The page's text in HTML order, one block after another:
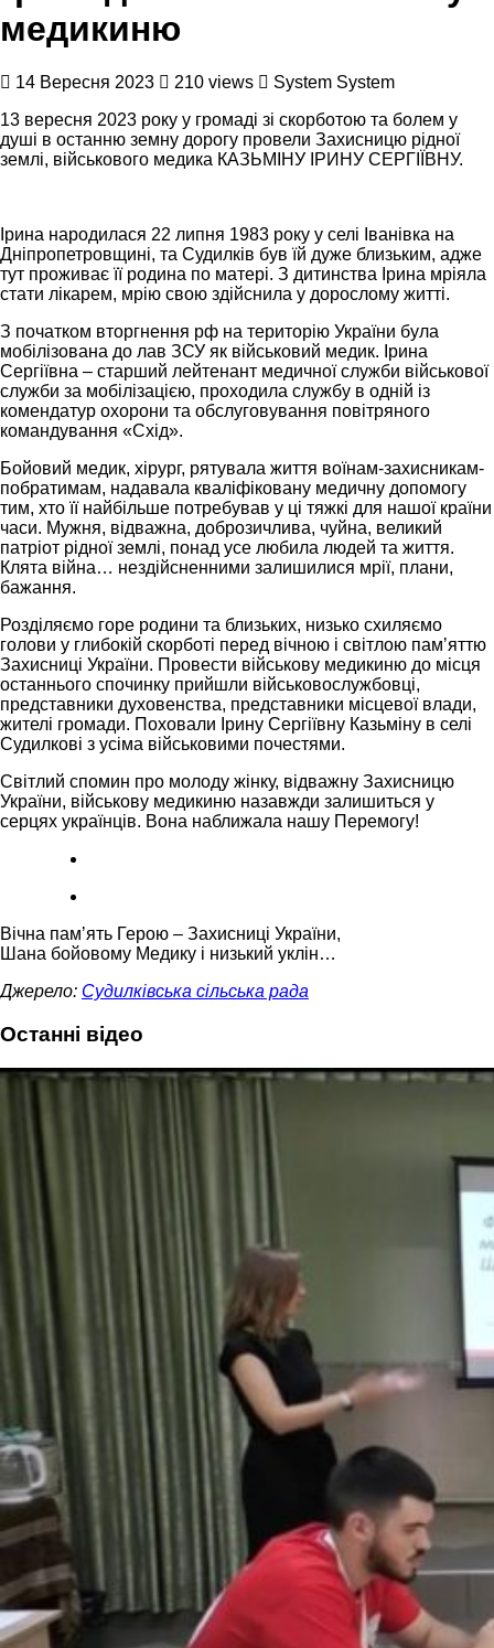
медикиню
14 Вересня 2023 210 views
System System
13 вересня 2023 року у громаді зі скорботою та болем у
душі в останню земну дорогу провели Захисницю рідної
землі, військового медика КАЗЬМІНУ ІРИНУ СЕРГІЇВНУ.
Ірина народилася 22 липня 1983 року у селі Іванівка на
Дніпропетровщині, та Судилків був їй дуже близьким, адже
тут проживає її родина по матері. З дитинства Ірина мріяла
стати лікарем, мрію свою здійснила у дорослому житті.
З початком вторгнення рф на територію України була
мобілізована до лав ЗСУ як військовий медик. Ірина
Сергіївна – старший лейтенант медичної служби військової
служби за мобілізацією, проходила службу в одній із
комендатур охорони та обслуговування повітряного
командування «Схід».
Бойовий медик, хірург, рятувала життя воїнам-захисникам-
побратимам, надавала кваліфіковану медичну допомогу
тим, хто її найбільше потребував у ці тяжкі для нашої країни
часи. Мужня, відважна, доброзичлива, чуйна, великий
патріот рідної землі, понад усе любила людей та життя.
Клята війна… нездійсненними залишилися мрії, плани,
бажання.
Розділяємо горе родини та близьких, низько схиляємо
голови у глибокій скорботі перед вічною і світлою памʼяттю
Захисниці України. Провести військову медикиню до місця
останнього спочинку прийшли військовослужбовці,
представники духовенства, представники місцевої влади,
жителі громади. Поховали Ірину Сергіївну Казьміну в селі
Судилкові з усіма військовими почестями.
Світлий спомин про молоду жінку, відважну Захисницю
України, військову медикиню назавжди залишиться у
серцях українців. Вона наближала нашу Перемогу!
Вічна памʼять Герою – Захисниці України,
Шана бойовому Медику і низький уклін…
Джерело: Судилківська сільська рада
Останні відео